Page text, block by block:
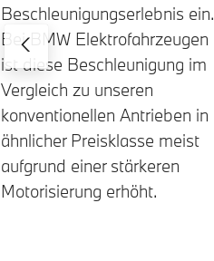
Beschleunigungserlebnis ein.
Bei BMW Elektrofahrzeugen
ist diese Beschleunigung im
Vergleich zu unseren
konventionellen Antrieben in
ähnlicher Preisklasse meist
aufgrund einer stärkeren
Motorisierung erhöht.